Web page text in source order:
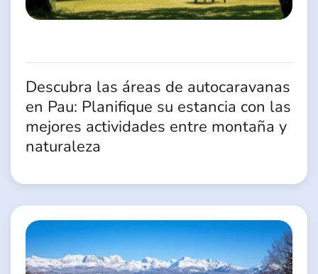
Descubra las áreas de autocaravanas
en Pau: Planifique su estancia con las
mejores actividades entre montaña y
naturaleza